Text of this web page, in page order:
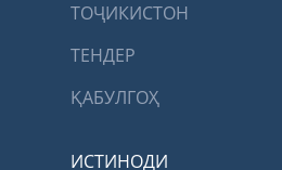
ТОҶИКИСТОН
ТЕНДЕР
ҚАБУЛГОҲ
ИСТИНОДИ